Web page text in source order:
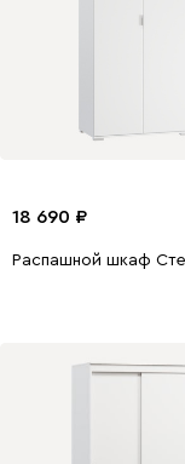
18 690
Распашной шкаф